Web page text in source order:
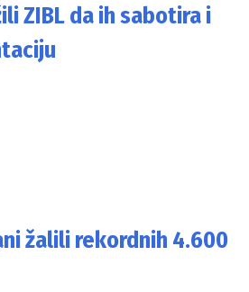
ZIBL da ih sabotira i
žalili rekordnih 4.600